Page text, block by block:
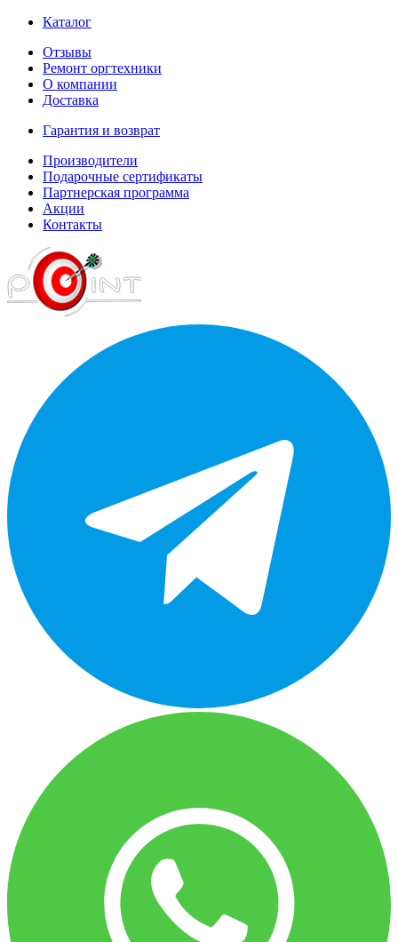
Каталог
Отзывы
Ремонт оргтехники
О компании
Доставка
Гарантия и возврат
Производители
Подарочные сертификаты
Партнерская программа
Акции
Контакты